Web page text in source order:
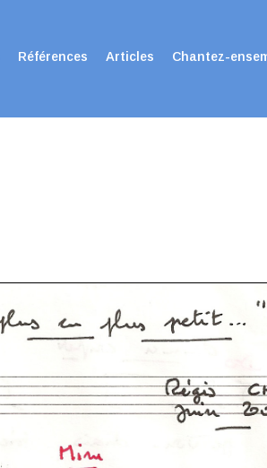
Références Articles Chantez-